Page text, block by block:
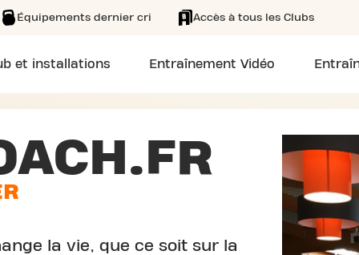
Équipements dernier cri Accès à tous les Clubs
et installations Entraînement Vidéo
la vie, que ce soit sur la